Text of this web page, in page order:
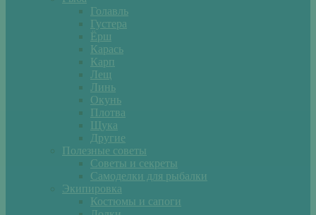
Голавль
Густера
Ёрш
Карась
Карп
Лещ
Линь
Окунь
Плотва
Щука
Другие
Полезные советы
Советы и секреты
Самоделки для рыбалки
Экипировка
Костюмы и сапоги